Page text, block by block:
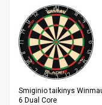
Smiginio taikinys
6 Dual Core